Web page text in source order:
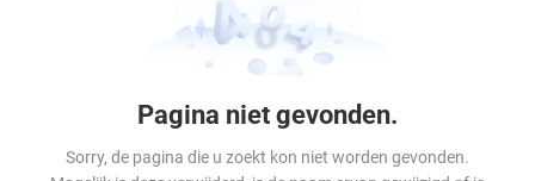
Pagina niet gevonden.
Sorry, de pagina die u zoekt kon niet worden gevonden.